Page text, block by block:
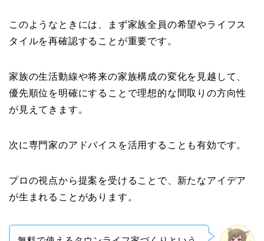
このようなときには、まず家族全員の希望やライフス
タイルを再確認することが重要です。
家族の生活動線や将来の家族構成の変化を見越して、
優先順位を明確にすることで理想的な間取りの方向性
が見えてきます。
次に専門家のアドバイスを活用することも有効です。
プロの視点から提案を受けることで、新たなアイデア
が生まれることがあります。